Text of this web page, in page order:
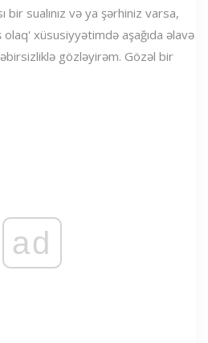
bir sualınız və ya şərhiniz varsa,
olaq' xüsusiyyətimdə aşağıda əlavə
gözləyirəm. Gözəl bir
ad